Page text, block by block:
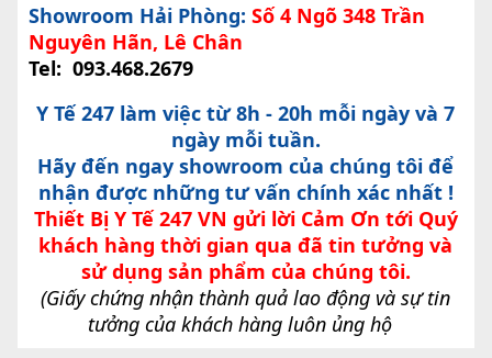
Showroom Hải Phòng: Số 4 Ngõ 348 Trần
Nguyên Hãn, Lê Chân
Tel: 093.468.2679
Y Tế 247 làm việc từ 8h - 20h mỗi ngày và 7
ngày mỗi tuần.
Hãy đến ngay showroom của chúng tôi để
nhận được những tư vấn chính xác nhất !
Thiết Bị Y Tế 247 VN gửi lời Cảm Ơn tới Quý
khách hàng thời gian qua đã tin tưởng và
sử dụng sản phẩm của chúng tôi.
(Giấy chứng nhận thành quả lao động và sự tin
tưởng của khách hàng luôn ủng hộ